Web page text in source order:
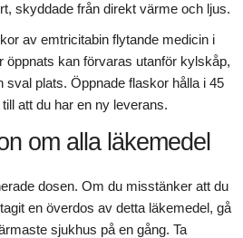
skyddade från direkt värme och ljus.
av emtricitabin flytande medicin i
öppnats kan förvaras utanför kylskåp,
sval plats. Öppnade flaskor hålla i 45
att du har en ny leverans.
om alla läkemedel
dosen. Om du misstänker att du
en överdos av detta läkemedel, gå
sjukhus på en gång. Ta